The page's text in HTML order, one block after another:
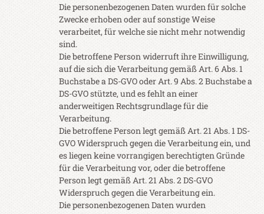
Die personenbezogenen Daten wurden für solche
Zwecke erhoben oder auf sonstige Weise
verarbeitet, für welche sie nicht mehr notwendig
sind.
Die betroffene Person widerruft ihre Einwilligung,
auf die sich die Verarbeitung gemäß Art. 6 Abs. 1
Buchstabe a DS-GVO oder Art. 9 Abs. 2 Buchstabe a
DS-GVO stützte, und es fehlt an einer
anderweitigen Rechtsgrundlage für die
Verarbeitung.
Die betroffene Person legt gemäß Art. 21 Abs. 1 DS-
GVO Widerspruch gegen die Verarbeitung ein, und
es liegen keine vorrangigen berechtigten Gründe
für die Verarbeitung vor, oder die betroffene
Person legt gemäß Art. 21 Abs. 2 DS-GVO
Widerspruch gegen die Verarbeitung ein.
Die personenbezogenen Daten wurden